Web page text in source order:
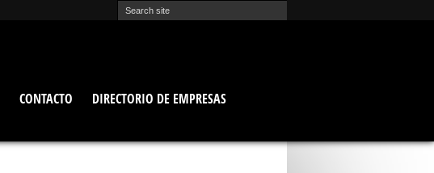
CONTACTO
DIRECTORIO DE EMPRESAS